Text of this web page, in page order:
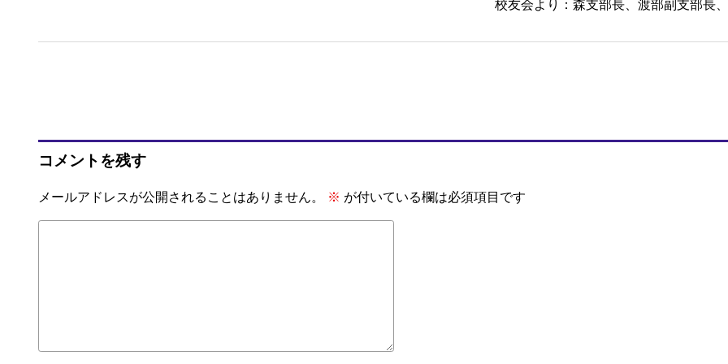
校友会より：森支部長、渡部副支部長
コメントを残す
メールアドレスが公開されることはありません。 ※ が付いている欄は必須項目です